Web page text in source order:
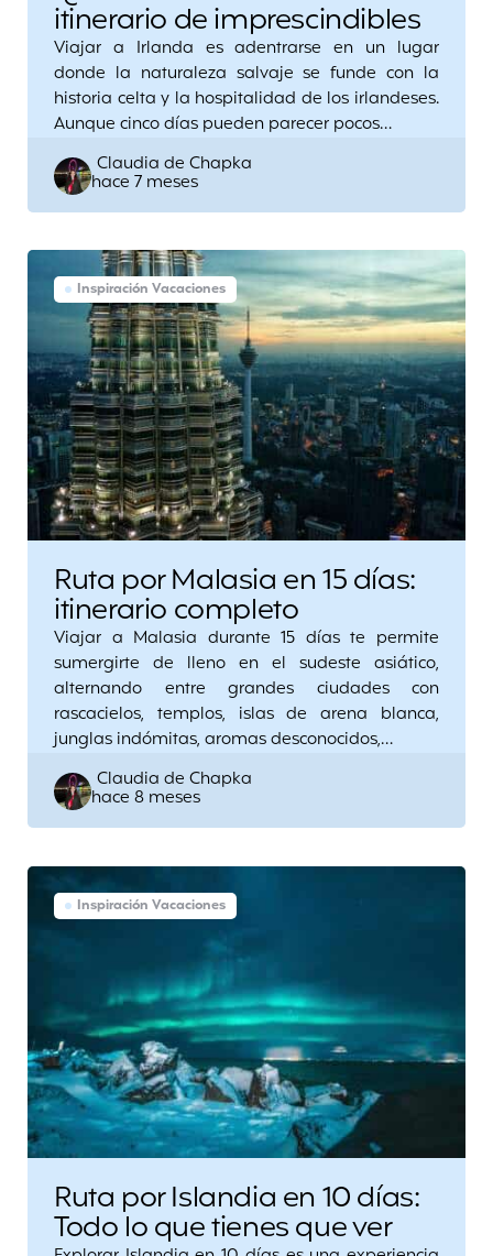
itinerario de imprescindibles
Viajar a Irlanda es adentrarse en un lugar
donde la naturaleza salvaje se funde con la
historia celta y la hospitalidad de los irlandeses.
Aunque cinco días pueden parecer pocos…
Posted
by
Claudia de Chapka
hace 7 meses
Inspiración Vacaciones
Ruta por Malasia en 15 días:
itinerario completo
Viajar a Malasia durante 15 días te permite
sumergirte de lleno en el sudeste asiático,
alternando entre grandes ciudades con
rascacielos, templos, islas de arena blanca,
junglas indómitas, aromas desconocidos,…
Posted
by
Claudia de Chapka
hace 8 meses
Inspiración Vacaciones
Ruta por Islandia en 10 días:
Todo lo que tienes que ver